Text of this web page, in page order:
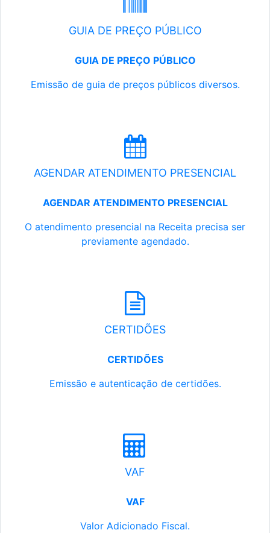
GUIA DE PREÇO PÚBLICO
GUIA DE PREÇO PÚBLICO
Emissão de guia de preços públicos diversos.
AGENDAR ATENDIMENTO PRESENCIAL
AGENDAR ATENDIMENTO PRESENCIAL
O atendimento presencial na Receita precisa ser
previamente agendado.
CERTIDÕES
CERTIDÕES
Emissão e autenticação de certidões.
VAF
VAF
Valor Adicionado Fiscal.